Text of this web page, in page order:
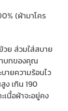
(ผ้ามาโคร
วย ส่วมใส่สบาย
บทของคุณ
ายความร้อนไว
ง เกิน 190
เนื้อผ้าจะอยู่คง